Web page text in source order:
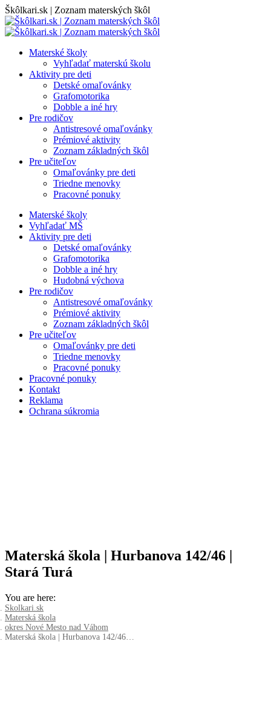
Skip
to
content
Škôlkari.sk | Zoznam materských škôl
Materské školy
Vyhľadať materskú školu
Aktivity pre deti
Detské omaľovánky
Grafomotorika
Dobble a iné hry
Pre rodičov
Antistresové omaľovánky
Prémiové aktivity
Zoznam základných škôl
Pre učiteľov
Omaľovánky pre deti
Triedne menovky
Pracovné ponuky
Materské školy
Vyhľadať MŠ
Aktivity pre deti
Detské omaľovánky
Grafomotorika
Dobble a iné hry
Hudobná výchova
Pre rodičov
Antistresové omaľovánky
Prémiové aktivity
Zoznam základných škôl
Pre učiteľov
Omaľovánky pre deti
Triedne menovky
Pracovné ponuky
Pracovné ponuky
Kontakt
Reklama
Ochrana súkromia
Materská škola | Hurbanova 142/46 |
Stará Turá
You are here:
Skolkari.sk
Materská škola
okres Nové Mesto nad Váhom
Materská škola | Hurbanova 142/46…